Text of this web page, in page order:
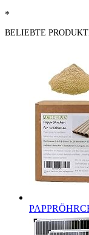
*
BELIEBTE